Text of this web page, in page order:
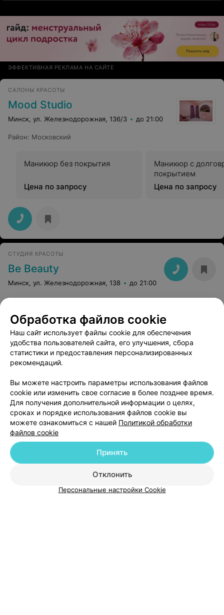
ЭФФЕКТИВНАЯ РЕКЛАМА НА САЙТЕ
САЛОНЫ КРАСОТЫ
Mood Studio
Минск, ул. Железнодорожная, 136/3 до 21:00
Район: Московский
Маникюр без покрытия
Цена по запросу
Маникюр с
покрытием
Цена по запросу
СТУДИЯ КРАСОТЫ
Be Beauty
Минск, ул. Железнодорожная, 138 до 21:00
Район
САЛОН КРАСОТЫ
Дамские ручки
Минск, Янки Брыля, 24
Микрорайон :Михалово
Добавить компанию
Добавить специалиста
Обработка файлов cookie
Наш сайт использует файлы cookie для обеспечения
удобства пользователей сайта, его улучшения, сбора
статистики и предоставления персонализированных
рекомендаций.
Вы можете настроить параметры использования файлов
cookie или изменить свое согласие в более позднее время.
Для получения дополнительной информации о целях,
сроках и порядке использования файлов cookie вы
можете ознакомиться с нашей Политикой обработки
файлов cookie
Отклонить
Принять
Персональные настройки Cookie